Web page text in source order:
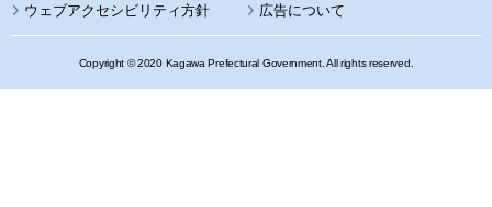
ウェブアクセシビリティ方針 広告について
Copyright © 2020 Kagawa Prefectural Government. All rights reserved.